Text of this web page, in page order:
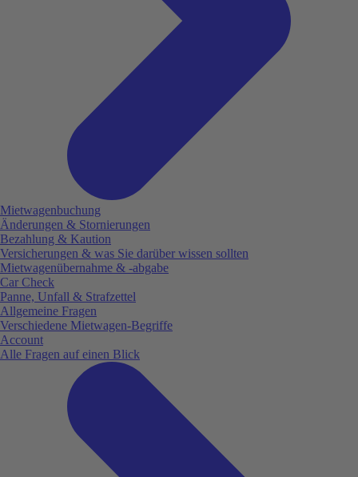
Mietwagenbuchung
Änderungen & Stornierungen
Bezahlung & Kaution
Versicherungen & was Sie darüber wissen sollten
Mietwagenübernahme & -abgabe
Car Check
Panne, Unfall & Strafzettel
Allgemeine Fragen
Verschiedene Mietwagen-Begriffe
Account
Alle Fragen auf einen Blick